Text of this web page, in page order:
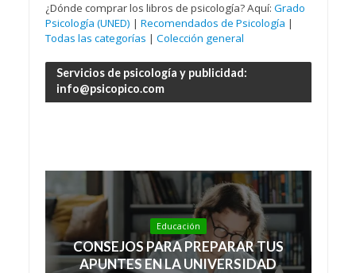
¿Dónde comprar los libros de psicología? Aquí: Grado
Psicología (UNED) | Recomendados de Psicología |
Todas las categorías | Colección general
Servicios de psicología y publicidad:
info@psicopico.com
Educación
CONSEJOS PARA PREPARAR TUS
APUNTES EN LA UNIVERSIDAD